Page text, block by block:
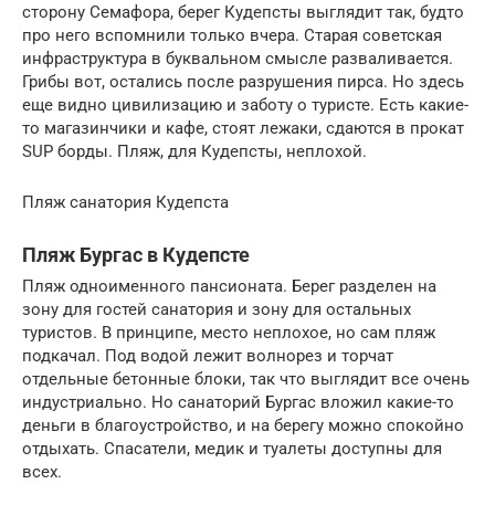
сторону Семафора, берег Кудепсты выглядит так, будто
про него вспомнили только вчера. Старая советская
инфраструктура в буквальном смысле разваливается.
Грибы вот, остались после разрушения пирса. Но здесь
еще видно цивилизацию и заботу о туристе. Есть какие-
то магазинчики и кафе, стоят лежаки, сдаются в прокат
SUP борды. Пляж, для Кудепсты, неплохой.
Пляж санатория Кудепста
Пляж Бургас в Кудепсте
Пляж одноименного пансионата. Берег разделен на
зону для гостей санатория и зону для остальных
туристов. В принципе, место неплохое, но сам пляж
подкачал. Под водой лежит волнорез и торчат
отдельные бетонные блоки, так что выглядит все очень
индустриально. Но санаторий Бургас вложил какие-то
деньги в благоустройство, и на берегу можно спокойно
отдыхать. Спасатели, медик и туалеты доступны для
всех.